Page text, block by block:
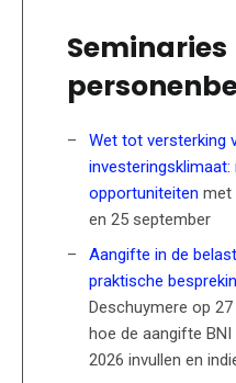
Seminaries
Wet tot versterking
investeringsklimaat:
opportuniteiten met
en 25 september
Aangifte in de
praktische
Deschuymere op
hoe de aangifte
2026 invullen en